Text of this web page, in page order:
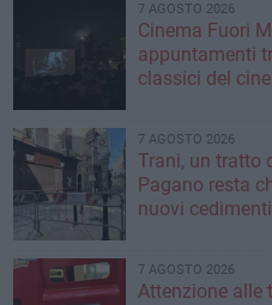
7 AGOSTO 2026
Cinema Fuori
appuntamenti
classici del
7 AGOSTO 2026
Trani, un tratto
Pagano resta
nuovi cedimenti
7 AGOSTO 2026
Attenzione alle